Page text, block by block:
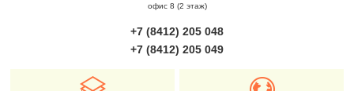
офис 8 (2 этаж)
+7 (8412) 205 048
+7 (8412) 205 049